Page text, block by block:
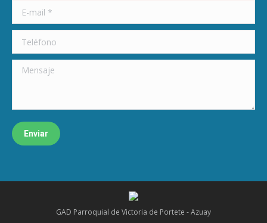
E-mail *
Teléfono
Mensaje
Enviar
GAD Parroquial de Victoria de Portete - Azuay